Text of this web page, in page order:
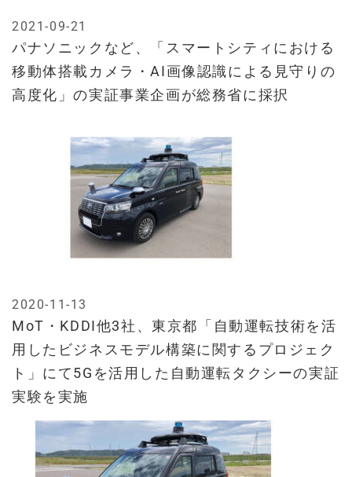
パナソニックなど、「スマートシティにおける
移動体搭載カメラ・AI画像認識による見守りの
高度化」の実証事業企画が総務省に採択
2021-09-21
MoT・KDDI他3社、東京都「自動運転技術を活
用したビジネスモデル構築に関するプロジェク
ト」にて5Gを活用した自動運転タクシーの実証
実験を実施
2020-11-13